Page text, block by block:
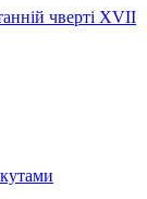
чверті XVII